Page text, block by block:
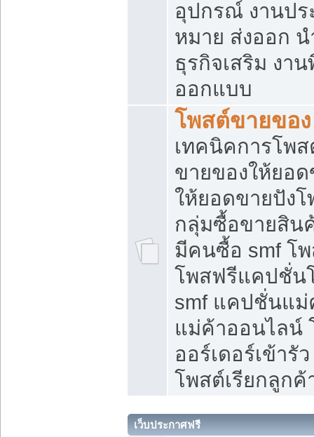
อุปกรณ์ งานป
หมาย ส่งออก น
ธุรกิจเสริม งา
ออกแบบ
โพสต์ขายของ
เทคนิคการโพ
ขายของให้ยอ
ให้ยอดขายปัง
กลุ่มซื้อขายสิน
มีคนซื้อ smf โ
โพสฟรีแคปชั่น
smf แคปชั่นแ
แม่ค้าออนไลน์
ออร์เดอร์เข้ารั
โพสต์เรียกลูกค้
เว็บประกาศฟรี